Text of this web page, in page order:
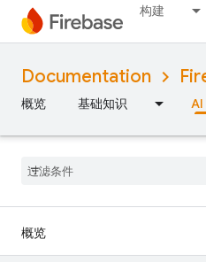
构建
Documentation
概览 基础知识 AI
概览